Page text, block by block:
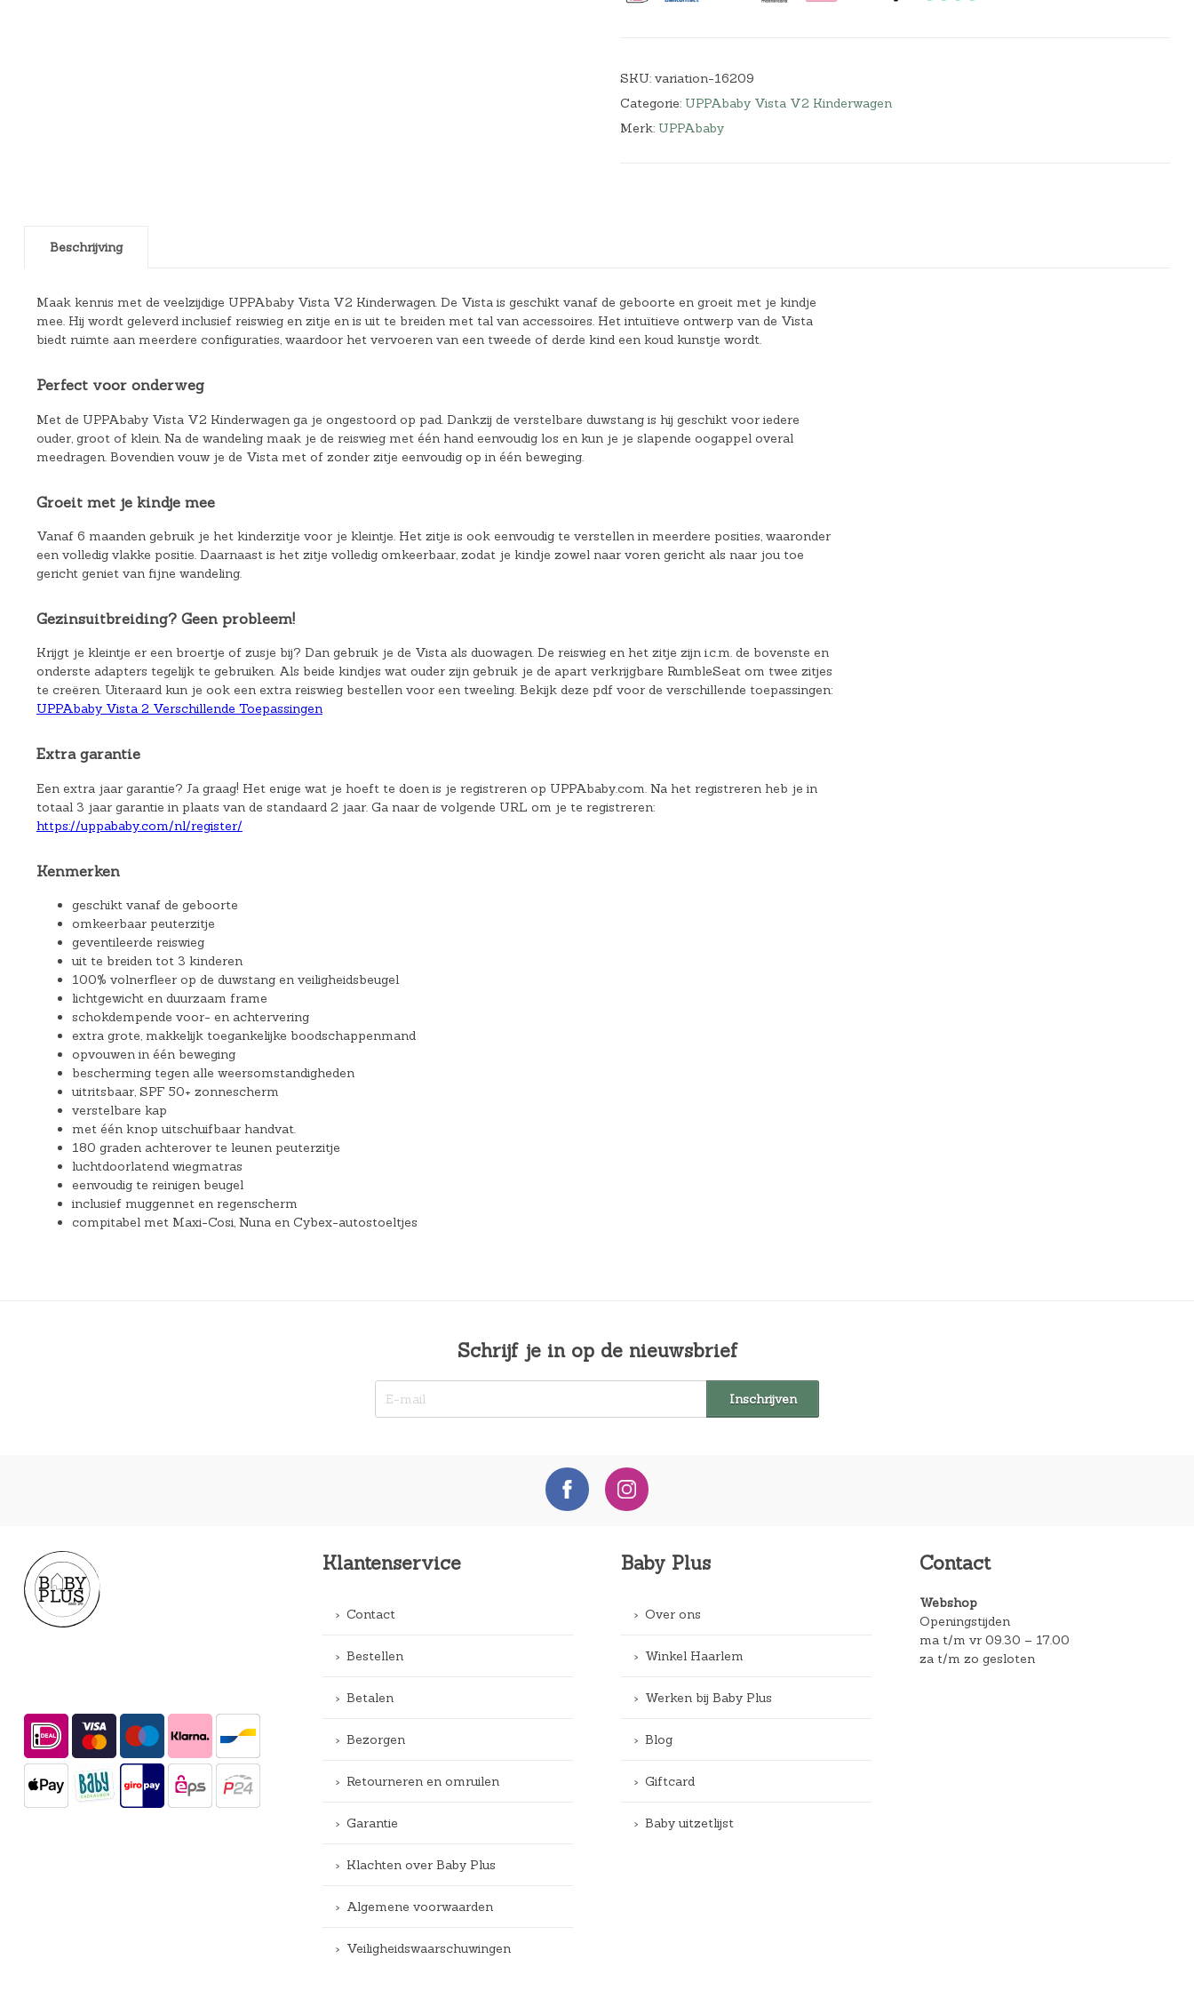
SKU: variation-16209
Categorie: UPPAbaby Vista V2 Kinderwagen
Merk: UPPAbaby
Beschrijving
Maak kennis met de veelzijdige UPPAbaby Vista V2 Kinderwagen. De Vista is geschikt vanaf de geboorte en groeit met je kindje
mee. Hij wordt geleverd inclusief reiswieg en zitje en is uit te breiden met tal van accessoires. Het intuïtieve ontwerp van de Vista
biedt ruimte aan meerdere configuraties, waardoor het vervoeren van een tweede of derde kind een koud kunstje wordt.
Perfect voor onderweg
Met de UPPAbaby Vista V2 Kinderwagen ga je ongestoord op pad. Dankzij de verstelbare duwstang is hij geschikt voor iedere
ouder, groot of klein. Na de wandeling maak je de reiswieg met één hand eenvoudig los en kun je je slapende oogappel overal
meedragen. Bovendien vouw je de Vista met of zonder zitje eenvoudig op in één beweging.
Groeit met je kindje mee
Vanaf 6 maanden gebruik je het kinderzitje voor je kleintje. Het zitje is ook eenvoudig te verstellen in meerdere posities, waaronder
een volledig vlakke positie. Daarnaast is het zitje volledig omkeerbaar, zodat je kindje zowel naar voren gericht als naar jou toe
gericht geniet van fijne wandeling.
Gezinsuitbreiding? Geen probleem!
Krijgt je kleintje er een broertje of zusje bij? Dan gebruik je de Vista als duowagen. De reiswieg en het zitje zijn i.c.m. de bovenste en
onderste adapters tegelijk te gebruiken. Als beide kindjes wat ouder zijn gebruik je de apart verkrijgbare RumbleSeat om twee zitjes
te creëren. Uiteraard kun je ook een extra reiswieg bestellen voor een tweeling. Bekijk deze pdf voor de verschillende toepassingen:
UPPAbaby Vista 2 Verschillende Toepassingen
Extra garantie
Een extra jaar garantie? Ja graag! Het enige wat je hoeft te doen is je registreren op UPPAbaby.com. Na het registreren heb je in
totaal 3 jaar garantie in plaats van de standaard 2 jaar. Ga naar de volgende URL om je te registreren:
https://uppababy.com/nl/register/
Kenmerken
geschikt vanaf de geboorte
omkeerbaar peuterzitje
geventileerde reiswieg
uit te breiden tot 3 kinderen
100% volnerfleer op de duwstang en veiligheidsbeugel
lichtgewicht en duurzaam frame
schokdempende voor- en achtervering
extra grote, makkelijk toegankelijke boodschappenmand
opvouwen in één beweging
bescherming tegen alle weersomstandigheden
uitritsbaar, SPF 50+ zonnescherm
verstelbare kap
met één knop uitschuifbaar handvat.
180 graden achterover te leunen peuterzitje
luchtdoorlatend wiegmatras
eenvoudig te reinigen beugel
inclusief muggennet en regenscherm
compitabel met Maxi-Cosi, Nuna en Cybex-autostoeltjes
Schrijf je in op de nieuwsbrief
Klantenservice
Contact
Bestellen
Betalen
Bezorgen
Retourneren en omruilen
Garantie
Klachten over Baby Plus
Algemene voorwaarden
Veiligheidswaarschuwingen
Baby Plus
Over ons
Winkel Haarlem
Werken bij Baby Plus
Blog
Giftcard
Baby uitzetlijst
Contact
Webshop
Openingstijden
ma t/m vr 09.30 – 17.00
za t/m zo gesloten